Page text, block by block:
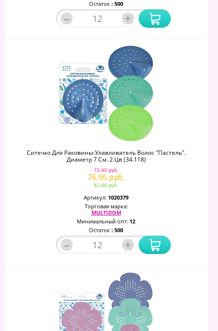
Остаток : 500
– +
Ситечко Для Раковины-Улавливатель Волос "Пастель".
Диаметр 7 См. 2 Цв (34.118)
72.40 руб.
76.96 руб.
82.66 руб.
Артикул: 1020379
Торговая марка:
MULTIDOM
Минимальный опт: 12
Остаток : 500
– +